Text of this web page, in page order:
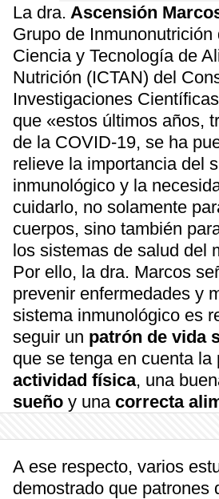
La dra. Ascensión
Grupo de
Ciencia y Tecnología de
Nutrición (ICTAN) del
Investigaciones
que «estos últimos años,
de la COVID-19, se ha
relieve la importancia del
inmunológico y la
cuidarlo, no solamente
cuerpos, sino también
los sistemas de salud del
Por ello, la dra. Marcos
prevenir enfermedades y
sistema inmunológico es
seguir un patrón de vida
que se tenga en cuenta la
actividad física, una
sueño y una correcta
A ese respecto, varios
demostrado que patrones